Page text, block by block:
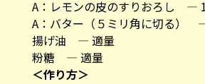
A：レモンの皮のすりおろし ―
A：バター（５ミリ角に切る）
揚げ油 ― 適量
粉糖 ― 適量
＜作り方＞